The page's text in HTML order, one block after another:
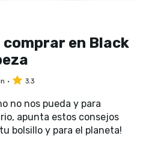
en Black
3.3
no nos pueda y para
apunta estos consejos
bolsillo y para el planeta!